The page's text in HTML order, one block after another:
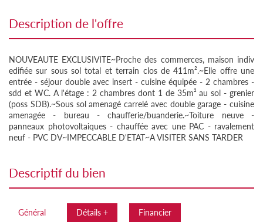
description de l'offre
NOUVEAUTE EXCLUSIVITE~Proche des commerces, maison indiv
edifiée sur sous sol total et terrain clos de 411m².~Elle offre une
entrée - séjour double avec insert - cuisine équipée - 2 chambres -
sdd et WC. A l'étage : 2 chambres dont 1 de 35m² au sol - grenier
(poss SDB).~Sous sol amenagé carrelé avec double garage - cuisine
amenagée - bureau - chaufferie/buanderie.~Toiture neuve -
panneaux photovoltaiques - chauffée avec une PAC - ravalement
neuf - PVC DV~IMPECCABLE D'ETAT~A VISITER SANS TARDER
descriptif du bien
Général Détails + Financier